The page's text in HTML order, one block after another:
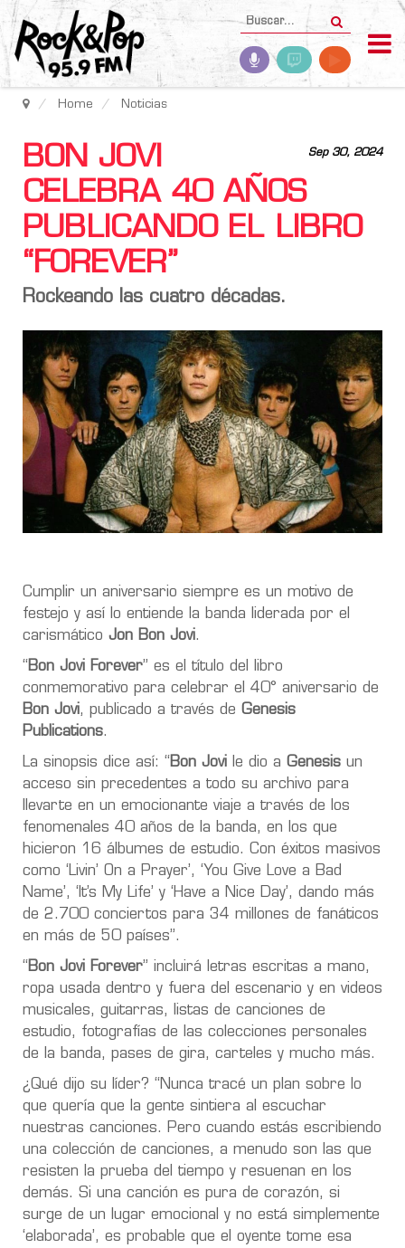
Home Noticias
Sep 30, 2024
BON JOVI
CELEBRA 40 AÑOS
PUBLICANDO EL LIBRO
“FOREVER”
Rockeando las cuatro décadas.
Cumplir un aniversario siempre es un motivo de
festejo y así lo entiende la banda liderada por el
carismático Jon Bon Jovi.
“Bon Jovi Forever” es el título del libro
conmemorativo para celebrar el 40° aniversario de
Bon Jovi, publicado a través de Genesis
Publications.
La sinopsis dice así: “Bon Jovi le dio a Genesis un
acceso sin precedentes a todo su archivo para
llevarte en un emocionante viaje a través de los
fenomenales 40 años de la banda, en los que
hicieron 16 álbumes de estudio. Con éxitos masivos
como ‘Livin’ On a Prayer’, ‘You Give Love a Bad
Name’, ‘It’s My Life’ y ‘Have a Nice Day’, dando más
de 2.700 conciertos para 34 millones de fanáticos
en más de 50 países”.
“Bon Jovi Forever” incluirá letras escritas a mano,
ropa usada dentro y fuera del escenario y en videos
musicales, guitarras, listas de canciones de
estudio, fotografías de las colecciones personales
de la banda, pases de gira, carteles y mucho más.
¿Qué dijo su líder? “Nunca tracé un plan sobre lo
que quería que la gente sintiera al escuchar
nuestras canciones. Pero cuando estás escribiendo
una colección de canciones, a menudo son las que
resisten la prueba del tiempo y resuenan en los
demás. Si una canción es pura de corazón, si
surge de un lugar emocional y no está simplemente
‘elaborada’, es probable que el oyente tome esa